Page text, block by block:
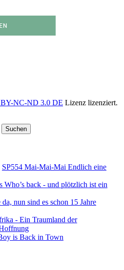
NC-ND 3.0 DE Lizenz lizenziert.
SP554 Mai-Mai-Mai Endlich eine
Who’s back - und plötzlich ist ein
da, nun sind es schon 15 Jahre
- Ein Traumland der
is Back in Town